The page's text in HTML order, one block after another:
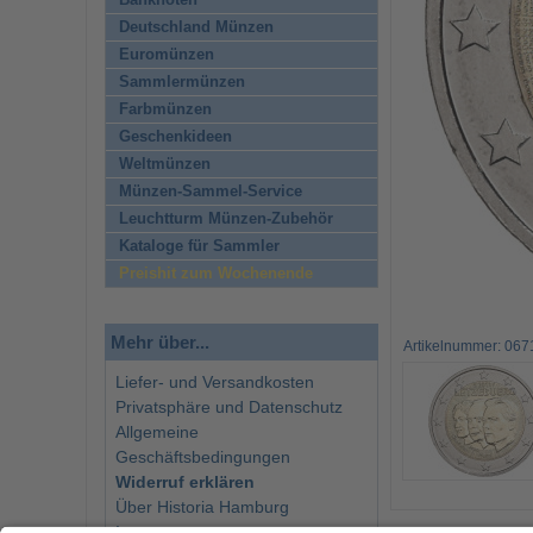
Artikelnummer:
Deutschland Münzen
Euromünzen
Sammlermünzen
Farbmünzen
Geschenkideen
Weltmünzen
Münzen-Sammel-Service
Leuchtturm Münzen-Zubehör
Kataloge für Sammler
Preishit zum Wochenende
Mehr über...
Liefer- und Versandkosten
Privatsphäre und Datenschutz
Allgemeine
Geschäftsbedingungen
Widerruf erklären
Über Historia Hamburg